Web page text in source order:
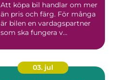
Att köpa bil handlar om mer
än pris och färg. För många
är bilen en vardagspartner
som ska fungera v...
03. jul